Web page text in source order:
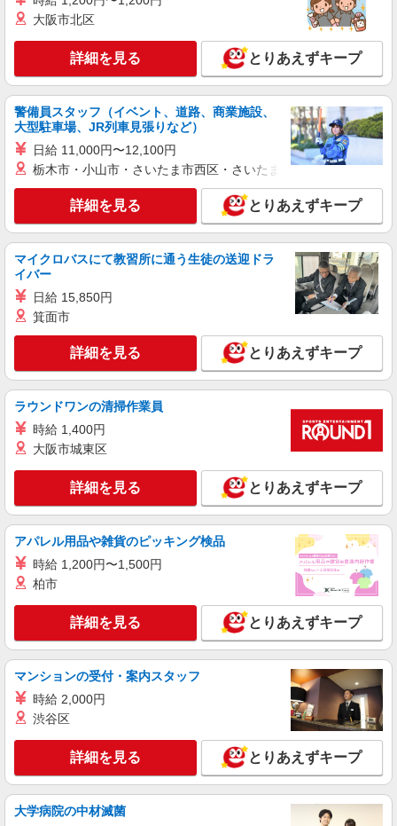
キープ 詳細を見る
パート
なか卯 上川井店
接客・調理スタッフ（簡単な接客・調理・清
掃・など）
時給1563円
神奈川県横浜市旭区上川井町37-1
キープ 詳細を見る
アルバイト パート
丸亀製麺横浜上白根店
時給1280円〜 ☆22時以降は時給25％UP（深夜
神奈川県横浜市旭区上白根町７２９－１
キープ 詳細を見る
アルバイト パート
すき家 16号横浜下白根店
ど）
時給1,532円
神奈川県横浜市旭区川島町2846-5
キープ 詳細を見る
アルバイト パート
株式会社HITOWA フードサービスカンパニー
福祉施設での調理補助【アルバイト・パート】
時給1,250円以上 ※経験によりスタート時給は
変動します。 ※AP評価制度：あり 年1回の評価
により時給を見直します。 ※アルバイト賞与（寸
志）：あり 年2回。勤続年数により金額UP。
シニアフォレスト横浜旭 （神奈川県横浜市旭
キープ 詳細を見る
アルバイト パート
なか卯 中原街道上白根店
大阪市北区
詳細を見る とりあえずキープ
警備員スタッフ（イベント、道路、商業施設、
大型駐車場、JR列車見張りなど）
日給 11,000円〜12,100円
栃木市・小山市・さいたま市西区・さいたま市岩槻区・久喜市・
詳細を見る とりあえずキープ
マイクロバスにて教習所に通う生徒の送迎ドラ
イバー
日給 15,850円
箕面市
詳細を見る とりあえずキープ
ラウンドワンの清掃作業員
時給 1,400円
大阪市城東区
詳細を見る とりあえずキープ
アパレル用品や雑貨のピッキング検品
時給 1,200円〜1,500円
柏市
詳細を見る とりあえずキープ
マンションの受付・案内スタッフ
時給 2,000円
渋谷区
詳細を見る とりあえずキープ
大学病院の中材滅菌